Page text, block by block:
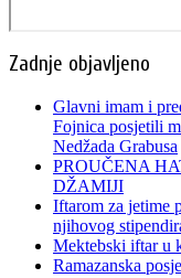
Zadnje objavljeno
Glavni imam i
Fojnica posjetili
Nedžada Grabusa
PROUČENA
DŽAMIJI
Iftarom za jetime
njihovog
Mektebski iftar u
Ramazanska